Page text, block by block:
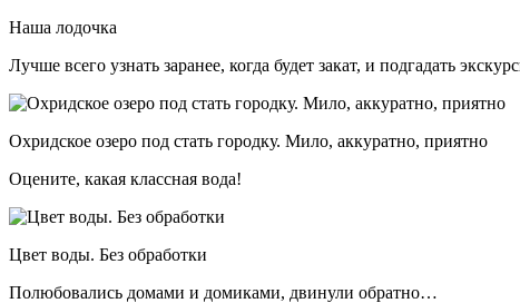
Наша лодочка
Лучше всего узнать заранее, когда будет закат, и подгадать
Охридское озеро под стать городку. Мило, аккуратно, приятно
Оцените, какая классная вода!
Цвет воды. Без обработки
Полюбовались домами и домиками, двинули обратно…